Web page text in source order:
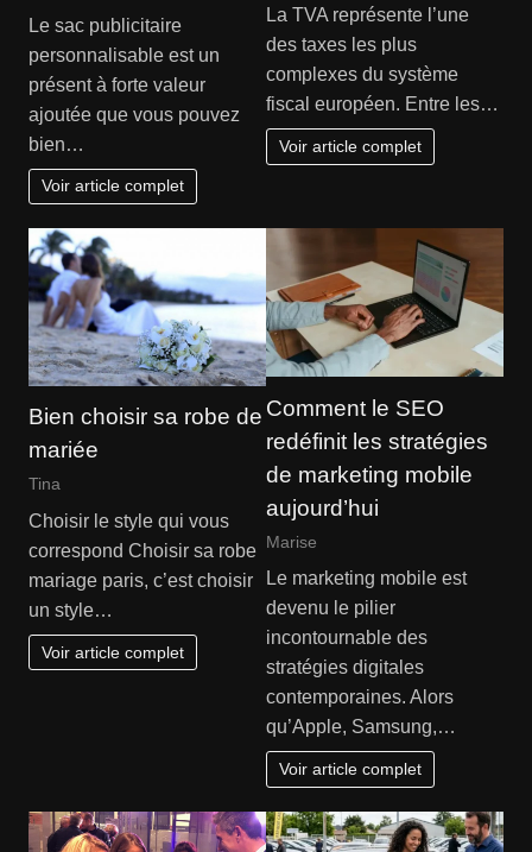
Le sac publicitaire
personnalisable est un
présent à forte valeur
ajoutée que vous pouvez
bien…
Voir article complet
La TVA représente l’une
des taxes les plus
complexes du système
fiscal européen. Entre les…
Voir article complet
Bien choisir sa robe de
mariée
Tina
Choisir le style qui vous
correspond Choisir sa robe
mariage paris, c’est choisir
un style…
Voir article complet
Comment le SEO
redéfinit les stratégies
de marketing mobile
aujourd’hui
Marise
Le marketing mobile est
devenu le pilier
incontournable des
stratégies digitales
contemporaines. Alors
qu’Apple, Samsung,…
Voir article complet